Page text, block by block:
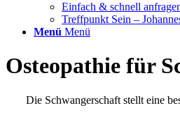
Einfach & schnell
Treffpunkt Sein –
Menü Menü
Osteopathie für
Die Schwangerschaft stellt eine